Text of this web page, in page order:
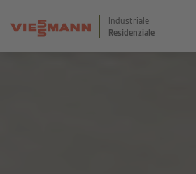
Industriale
Residenziale